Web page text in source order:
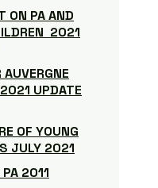
ON PA AND
2021
UPDATE
OF YOUNG
JULY 2021
2011